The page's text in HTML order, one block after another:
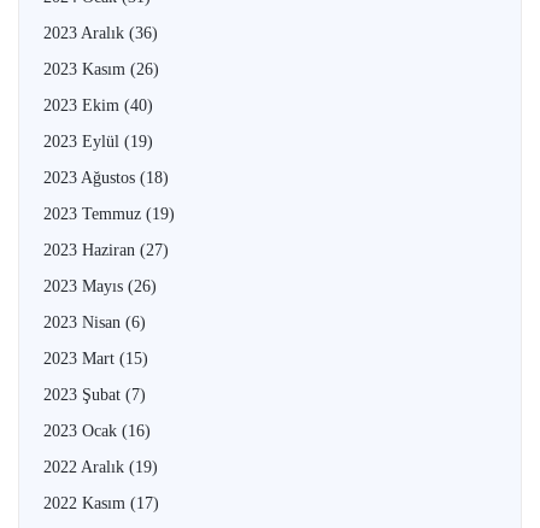
2023 Aralık (36)
2023 Kasım (26)
2023 Ekim (40)
2023 Eylül (19)
2023 Ağustos (18)
2023 Temmuz (19)
2023 Haziran (27)
2023 Mayıs (26)
2023 Nisan (6)
2023 Mart (15)
2023 Şubat (7)
2023 Ocak (16)
2022 Aralık (19)
2022 Kasım (17)